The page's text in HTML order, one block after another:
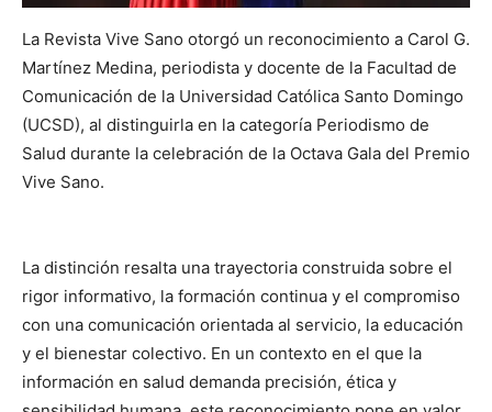
La Revista Vive Sano otorgó un reconocimiento a Carol G.
Martínez Medina, periodista y docente de la Facultad de
Comunicación de la Universidad Católica Santo Domingo
(UCSD), al distinguirla en la categoría Periodismo de
Salud durante la celebración de la Octava Gala del Premio
Vive Sano.
La distinción resalta una trayectoria construida sobre el
rigor informativo, la formación continua y el compromiso
con una comunicación orientada al servicio, la educación
y el bienestar colectivo. En un contexto en el que la
información en salud demanda precisión, ética y